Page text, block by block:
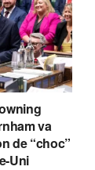
va
de “choc”
Uni